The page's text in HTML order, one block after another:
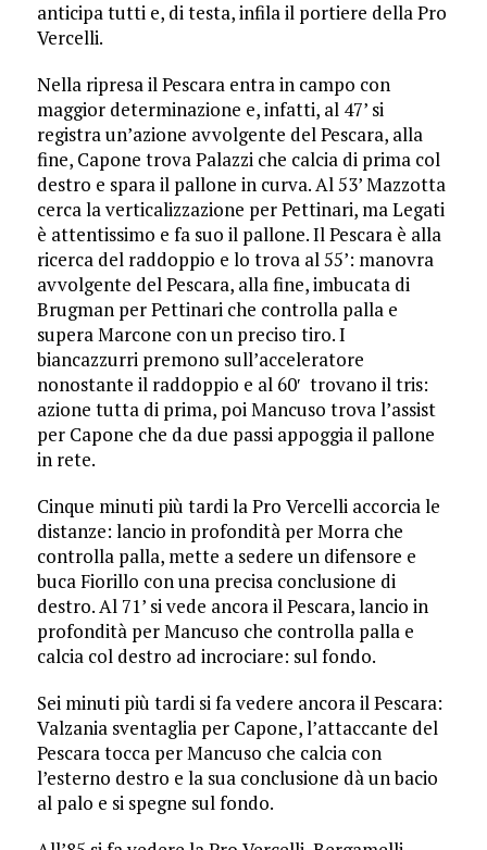
anticipa tutti e, di testa, infila il portiere della Pro
Vercelli.
Nella ripresa il Pescara entra in campo con
maggior determinazione e, infatti, al 47’ si
registra un’azione avvolgente del Pescara, alla
fine, Capone trova Palazzi che calcia di prima col
destro e spara il pallone in curva. Al 53’ Mazzotta
cerca la verticalizzazione per Pettinari, ma Legati
è attentissimo e fa suo il pallone. Il Pescara è alla
ricerca del raddoppio e lo trova al 55’: manovra
avvolgente del Pescara, alla fine, imbucata di
Brugman per Pettinari che controlla palla e
supera Marcone con un preciso tiro. I
biancazzurri premono sull’acceleratore
nonostante il raddoppio e al 60′ trovano il tris:
azione tutta di prima, poi Mancuso trova l’assist
per Capone che da due passi appoggia il pallone
in rete.
Cinque minuti più tardi la Pro Vercelli accorcia le
distanze: lancio in profondità per Morra che
controlla palla, mette a sedere un difensore e
buca Fiorillo con una precisa conclusione di
destro. Al 71’ si vede ancora il Pescara, lancio in
profondità per Mancuso che controlla palla e
calcia col destro ad incrociare: sul fondo.
Sei minuti più tardi si fa vedere ancora il Pescara:
Valzania sventaglia per Capone, l’attaccante del
Pescara tocca per Mancuso che calcia con
l’esterno destro e la sua conclusione dà un bacio
al palo e si spegne sul fondo.